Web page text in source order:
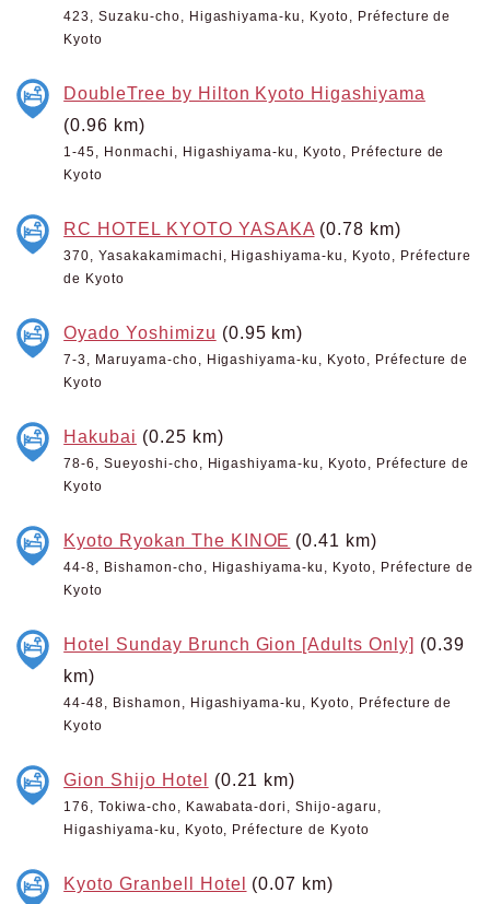
423, Suzaku-cho, Higashiyama-ku, Kyoto, Préfecture de
Kyoto
DoubleTree by Hilton Kyoto Higashiyama
(0.96 km)
1-45, Honmachi, Higashiyama-ku, Kyoto, Préfecture de
Kyoto
RC HOTEL KYOTO YASAKA (0.78 km)
370, Yasakakamimachi, Higashiyama-ku, Kyoto, Préfecture
de Kyoto
Oyado Yoshimizu (0.95 km)
7-3, Maruyama-cho, Higashiyama-ku, Kyoto, Préfecture de
Kyoto
Hakubai (0.25 km)
78-6, Sueyoshi-cho, Higashiyama-ku, Kyoto, Préfecture de
Kyoto
Kyoto Ryokan The KINOE (0.41 km)
44-8, Bishamon-cho, Higashiyama-ku, Kyoto, Préfecture de
Kyoto
Hotel Sunday Brunch Gion [Adults Only] (0.39
km)
44-48, Bishamon, Higashiyama-ku, Kyoto, Préfecture de
Kyoto
Gion Shijo Hotel (0.21 km)
176, Tokiwa-cho, Kawabata-dori, Shijo-agaru,
Higashiyama-ku, Kyoto, Préfecture de Kyoto
Kyoto Granbell Hotel (0.07 km)